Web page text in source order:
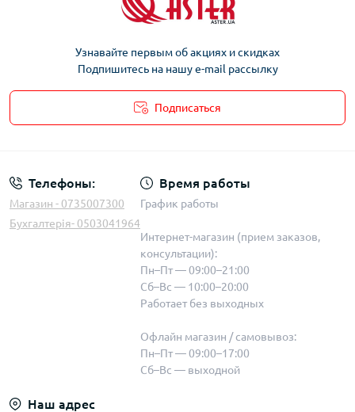
Узнавайте первым об акциях и скидках
Подпишитесь на нашу e-mail рассылку
Подписаться
Телефоны:
Магазин - 0735007300
Бухгалтерія- 0503041964
Время работы
График работы
Интернет-магазин (прием заказов,
консультации):
Пн–Пт — 09:00–21:00
Сб–Вс — 10:00–20:00
Работает без выходных
Офлайн магазин / самовывоз:
Пн–Пт — 09:00–17:00
Сб–Вс — выходной
Наш адрес